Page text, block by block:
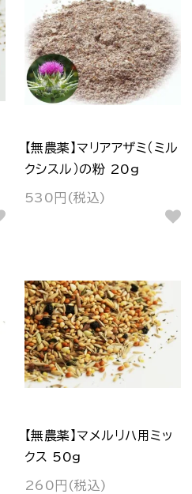
【無農薬】マリアアザミ（ミル
クシスル）の粉 20g
530円(税込)
【無農薬】マメルリハ用ミッ
クス 50g
260円(税込)